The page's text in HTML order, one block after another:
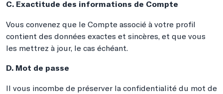
C. Exactitude des informations de Compte
Vous convenez que le Compte associé à votre profil
contient des données exactes et sincères, et que vous
les mettrez à jour, le cas échéant.
D. Mot de passe
Il vous incombe de préserver la confidentialité du mot de